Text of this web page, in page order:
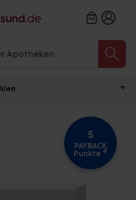
5
PAYBACK
Punkte 4